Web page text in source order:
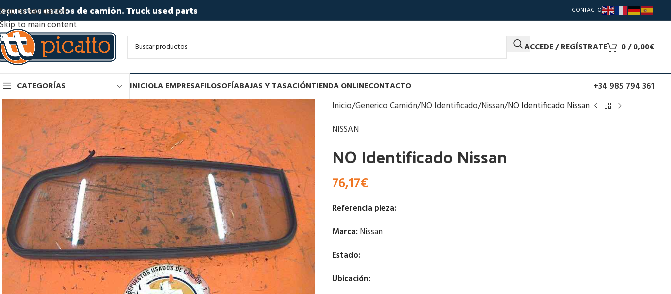
Skip to navigation
Skip to main content
usados de camión. Truck used parts CONTACTO
ACCEDE / REGÍSTRATE 0/0,00€
CATEGORÍAS INICIOLA EMPRESAFILOSOFÍABAJAS Y TASACIÓNTIENDA ONLINECONTACTO +34 985 794 361
Inicio Generico Camión NO Identificado Nissan NO Identificado Nissan
NISSAN
NO Identificado Nissan
76,17€
Referencia pieza:
Marca: Nissan
Estado:
Ubicación: